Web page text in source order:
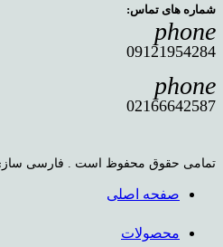
شماره های تماس:
phone
09121954284
phone
02166642587
تمامی حقوق محفوظ است . فارسی
صفحه اصلی
محصولات